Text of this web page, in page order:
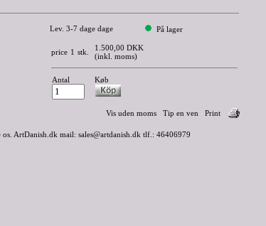
Lev. 3-7 dage dage På lager
price 1 stk.
1.500,00 DKK
(inkl. moms)
Antal Køb
Vis uden moms Tip en ven Print
ArtDanish.dk mail: sales@artdanish.dk tlf.: 46406979